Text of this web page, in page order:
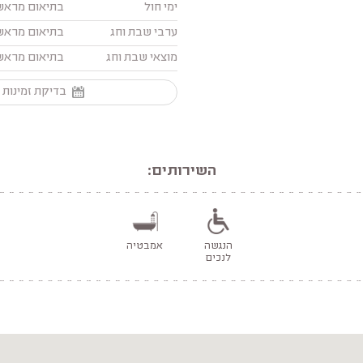
ימי חול
בתיאום
ערבי שבת וחג
בתיאום
מוצאי שבת וחג
בתיאום
בדיקת
השירותים:
הנגשה
לנכים
אמבטיה